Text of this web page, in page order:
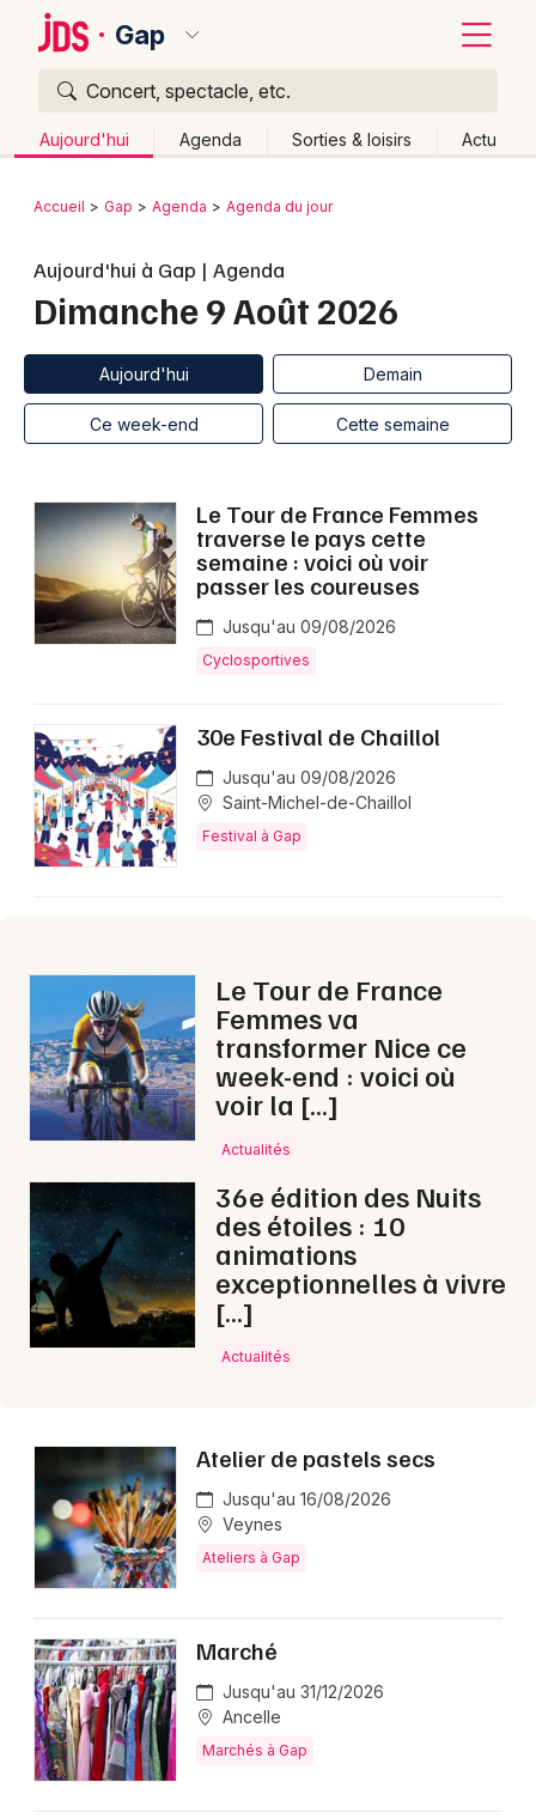
Gap
Concert, spectacle, etc.
Aujourd'hui Agenda Sorties & loisirs Actu
Publier un événement
Grands événements
Activité & Expérience
Foires & salons
Spectacles
Concerts
Sports
Soirées
Sorties famille
Expos
Aujourd'hui dans les Hautes-Alpes
Aujourd'hui en Provence-Alpes-Côte-d'Azur
Newsletter des sorties
Artistes en tournée
Actus à Gap
05 - Hautes-Alpes
Choisir mes départements
Mon email
Colmar
Lille
Lyon
Marseille
Mulhouse
Montpellier
Nantes
Nice
Strasbourg
Toulouse
Toutes les villes
Retour
Accueil Gap Agenda Agenda du jour
Aujourd'hui à Gap | Agenda
Dimanche 9 Août 2026
Aujourd'hui Demain
Ce week-end Cette semaine
Le Tour de France Femmes
traverse le pays cette
semaine : voici où voir
passer les coureuses
Jusqu'au 09/08/2026
Cyclosportives
30e Festival de Chaillol
Jusqu'au 09/08/2026
Saint-Michel-de-Chaillol
Festival à Gap
Le Tour de France
Femmes va
transformer Nice ce
week-end : voici où
voir la […]
Actualités
36e édition des Nuits
des étoiles : 10
animations
exceptionnelles à vivre
[…]
Actualités
Atelier de pastels secs
Jusqu'au 16/08/2026
Veynes
Ateliers à Gap
Marché
Jusqu'au 31/12/2026
Ancelle
Marchés à Gap
Quoi ?
Où ?
Provence-Alpes-Côte-d'Azur
Changer de lieu
Aujourd'hui
Demain Ce week-end Autre